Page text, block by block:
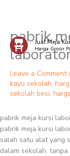
Skip
content
Jual Meja
Harga Grosir
pabrik
Leave a Comment /
kayu sekolah,
sekolah besi,
pabrik meja kursi
pabrik meja kursi
salah satu alat yang
dalam sekolah.